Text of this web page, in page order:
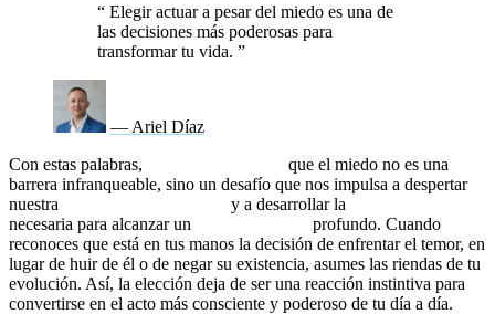
“ Elegir actuar a pesar del miedo es una de
las decisiones más poderosas para
transformar tu vida. ”
— Ariel Díaz
Con estas palabras,
que el miedo no es una
barrera infranqueable, sino un desafío que nos impulsa a despertar
nuestra
y a desarrollar la
necesaria para alcanzar un
profundo. Cuando
reconoces que está en tus manos la decisión de enfrentar el temor, en
lugar de huir de él o de negar su existencia, asumes las riendas de tu
evolución. Así, la elección deja de ser una reacción instintiva para
convertirse en el acto más consciente y poderoso de tu día a día.